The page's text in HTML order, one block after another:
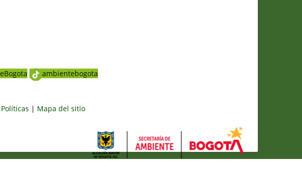
ambientebogota
| Mapa del sitio